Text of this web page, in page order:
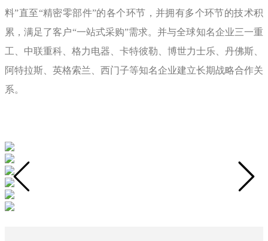
料”直至“精密零部件”的各个环节，并拥有多个环节的技术积
累，满足了客户“一站式采购”需求。并与全球知名企业三一重
工、中联重科、格力电器、卡特彼勒、博世力士乐、丹佛斯、
阿特拉斯、英格索兰、西门子等知名企业建立长期战略合作关
系。